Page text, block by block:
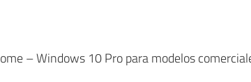
– Windows 10 Pro para modelos